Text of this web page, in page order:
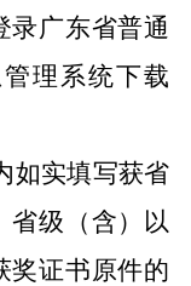
录广东省普通
理系统下载
如实填写获省
省级（含）以
奖证书原件的